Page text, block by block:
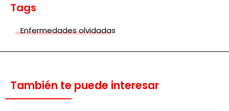
Tags
Enfermedades olvidadas
También te puede interesar